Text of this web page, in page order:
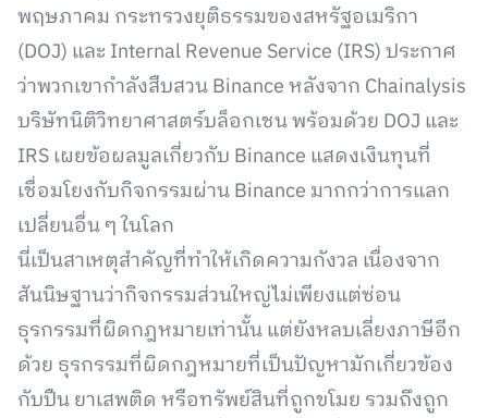
พฤษภาคม กระทรวงยุติธรรมของสหรัฐอเมริกา
(DOJ) และ Internal Revenue Service (IRS) ประกาศ
ว่าพวกเขากำลังสืบสวน Binance หลังจาก Chainalysis
บริษัทนิติวิทยาศาสตร์บล็อกเชน พร้อมด้วย DOJ และ
IRS เผยข้อผลมูลเกี่ยวกับ Binance แสดงเงินทุนที่
เชื่อมโยงกับกิจกรรมผ่าน Binance มากกว่าการแลก
เปลี่ยนอื่น ๆ ในโลก
นี่เป็นสาเหตุสำคัญที่ทำให้เกิดความกังวล เนื่องจาก
สันนิษฐานว่ากิจกรรมส่วนใหญ่ไม่เพียงแต่ซ่อน
ธุรกรรมที่ผิดกฎหมายเท่านั้น แต่ยังหลบเลี่ยงภาษีอีก
ด้วย ธุรกรรมที่ผิดกฎหมายที่เป็นปัญหามักเกี่ยวข้อง
กับปืน ยาเสพติด หรือทรัพย์สินที่ถูกขโมย รวมถึงถูก